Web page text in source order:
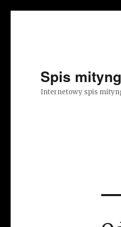
Spis
Internetowy spis